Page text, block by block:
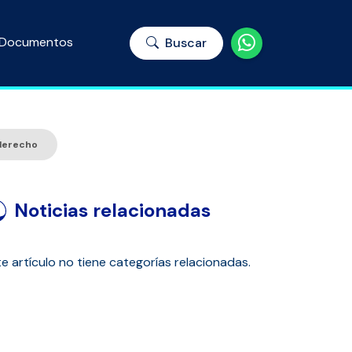
Buscar
Noticias relacionadas
artículo no tiene categorías relacionadas.